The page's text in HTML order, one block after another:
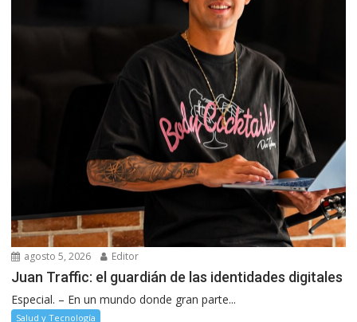
agosto 5, 2026 Editor
Juan Traffic: el guardián de las identidades digitales
Especial. – En un mundo donde gran parte...
Salud y Tecnología